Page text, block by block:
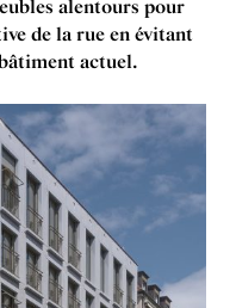
alen­tours pour
de la rue en évitant
actuel.